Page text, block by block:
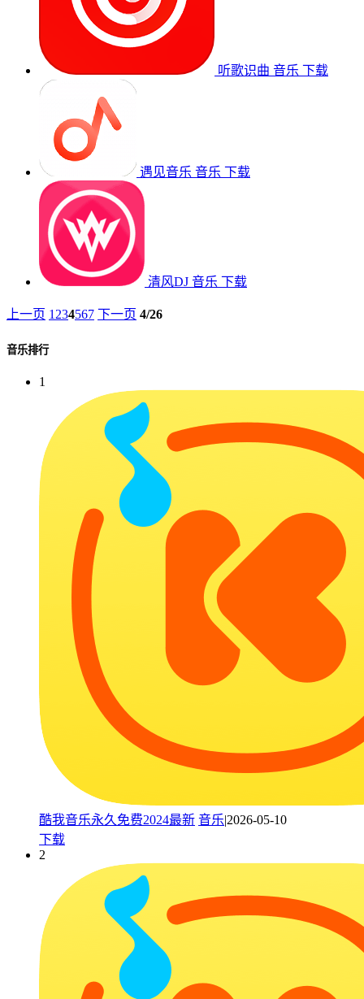
听歌识曲 音乐 下载
遇见音乐 音乐 下载
清风DJ 音乐 下载
上一页 1 234567 下一页 4/26
音乐排行
1
酷我音乐永久免费2024最新 音乐|2026-05-10
下载
2